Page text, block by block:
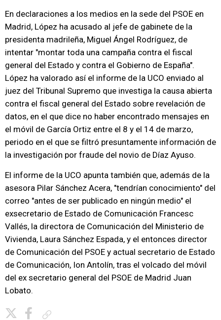
En declaraciones a los medios en la sede del PSOE en
Madrid, López ha acusado al jefe de gabinete de la
presidenta madrileña, Miguel Ángel Rodríguez, de
intentar "montar toda una campaña contra el fiscal
general del Estado y contra el Gobierno de España".
López ha valorado así el informe de la UCO enviado al
juez del Tribunal Supremo que investiga la causa abierta
contra el fiscal general del Estado sobre revelación de
datos, en el que dice no haber encontrado mensajes en
el móvil de García Ortiz entre el 8 y el 14 de marzo,
periodo en el que se filtró presuntamente información de
la investigación por fraude del novio de Díaz Ayuso.
El informe de la UCO apunta también que, además de la
asesora Pilar Sánchez Acera, "tendrían conocimiento" del
correo "antes de ser publicado en ningún medio" el
exsecretario de Estado de Comunicación Francesc
Vallés, la directora de Comunicación del Ministerio de
Vivienda, Laura Sánchez Espada, y el entonces director
de Comunicación del PSOE y actual secretario de Estado
de Comunicación, Ion Antolín, tras el volcado del móvil
del ex secretario general del PSOE de Madrid Juan
Lobato.